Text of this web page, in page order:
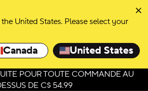
United States. Please select your
Canada United States
POUR TOUTE COMMANDE AU
DE C$ 54.99